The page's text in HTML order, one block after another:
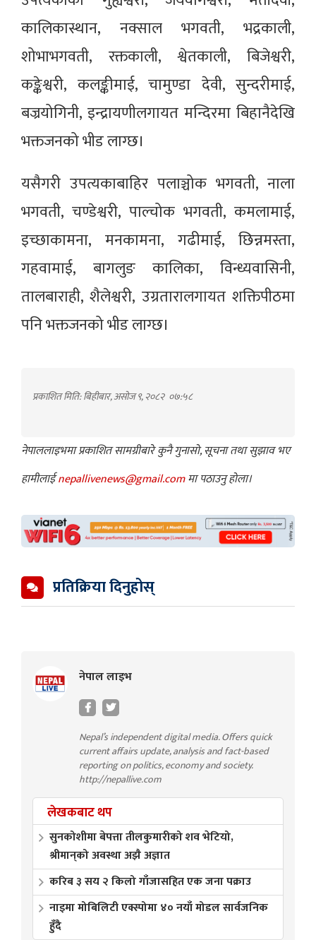
कालिकास्थान, नक्साल भगवती, भद्रकाली,
शोभाभगवती, रक्तकाली, श्वेतकाली, बिजेश्वरी,
कङ्केश्वरी, कलङ्कीमाई, चामुण्डा देवी, सुन्दरीमाई,
बज्रयोगिनी, इन्द्रायणीलगायत मन्दिरमा बिहानैदेखि
भक्तजनको भीड लाग्छ।
यसैगरी उपत्यकाबाहिर पलाञ्चोक भगवती, नाला
भगवती, चण्डेश्वरी, पाल्चोक भगवती, कमलामाई,
इच्छाकामना, मनकामना, गढीमाई, छिन्नमस्ता,
गहवामाई, बागलुङ कालिका, विन्ध्यवासिनी,
तालबाराही, शैलेश्वरी, उग्रतारालगायत शक्तिपीठमा
पनि भक्तजनको भीड लाग्छ।
प्रकाशित मिति: बिहीबार, असोज ९, २०८२ ०७:५८
नेपाललाइभमा प्रकाशित सामग्रीबारे कुनै गुनासो, सूचना तथा सुझाव भए
हामीलाईnepallivenews@gmail.comमा पठाउनु होला।
प्रतिक्रिया दिनुहोस्
नेपाल लाइभ
Nepal’s independent digital media. Offers quick
current affairs update, analysis and fact-based
reporting on politics, economy and society.
http://nepallive.com
लेखकबाट थप
सुनकोशीमा बेपत्ता तीलकुमारीको शव भेटियो,
श्रीमान्‌को अवस्था अझै अज्ञात
करिब ३ सय २ किलो गाँजासहित एक जना पक्राउ
नाइमा मोबिलिटी एक्स्पोमा ४० नयाँ मोडल सार्वजनिक
हुँदै